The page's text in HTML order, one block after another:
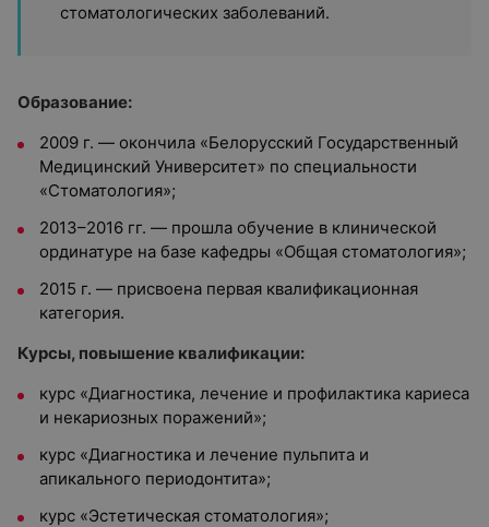
стоматологических заболеваний.
Образование:
2009 г. — окончила «Белорусский Государственный
Медицинский Университет» по специальности
«Стоматология»;
2013–2016 гг. — прошла обучение в клинической
ординатуре на базе кафедры «Общая стоматология»;
2015 г. — присвоена первая квалификационная
категория.
Курсы, повышение квалификации:
курс «Диагностика, лечение и профилактика кариеса
и некариозных поражений»;
курс «Диагностика и лечение пульпита и
апикального периодонтита»;
курс «Эстетическая стоматология»;